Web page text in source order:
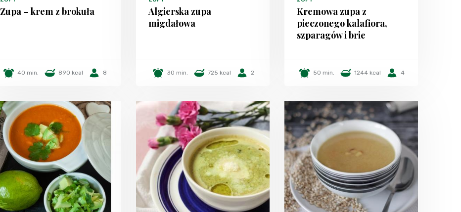
Zupa – krem z brokuła
40 min. 890 kcal 8
Algierska zupa
migdałowa
30 min. 725 kcal 2
Kremowa zupa z
pieczonego kalafiora,
szparagów i brie
50 min. 1244 kcal 4